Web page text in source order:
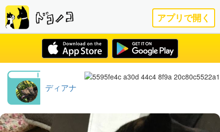
アプリで開く
ディアナ